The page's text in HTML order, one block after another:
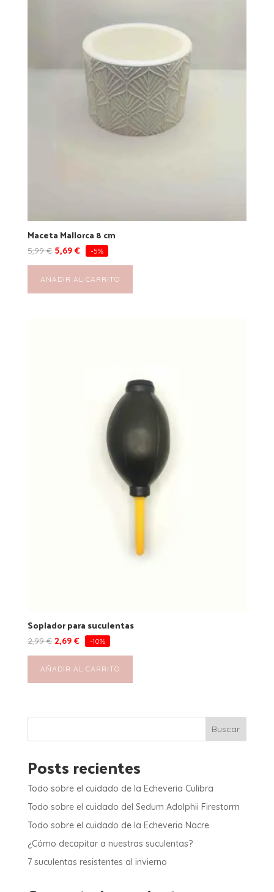
Maceta Mallorca 8 cm
5,99€ 5,69 € -5%
AÑADIR AL CARRITO
Soplador para suculentas
2,99€ 2,69 € -10%
AÑADIR AL CARRITO
Buscar
Posts recientes
Todo sobre el cuidado de la Echeveria Culibra
Todo sobre el cuidado del Sedum Adolphii Firestorm
Todo sobre el cuidado de la Echeveria Nacre
¿Cómo decapitar a nuestras suculentas?
7 suculentas resistentes al invierno